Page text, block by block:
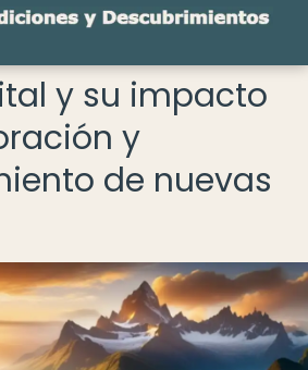
y su impacto
y
de nuevas